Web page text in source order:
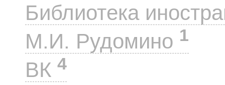
Библиотека
М.И. Рудомино 1
ВК 4